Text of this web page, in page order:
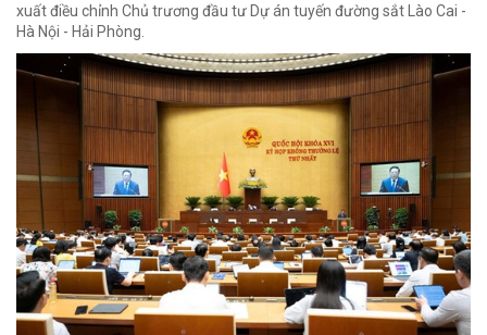
xuất điều chỉnh Chủ trương đầu tư Dự án tuyến đường sắt Lào Cai -
Hà Nội - Hải Phòng.